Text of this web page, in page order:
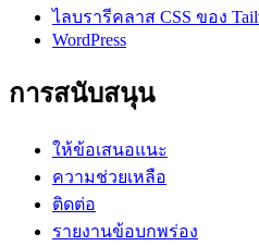
ไลบรารีคลาส CSS ของ
WordPress
การสนับสนุน
ให้ข้อเสนอแนะ
ความช่วยเหลือ
ติดต่อ
รายงานข้อบกพร่อง